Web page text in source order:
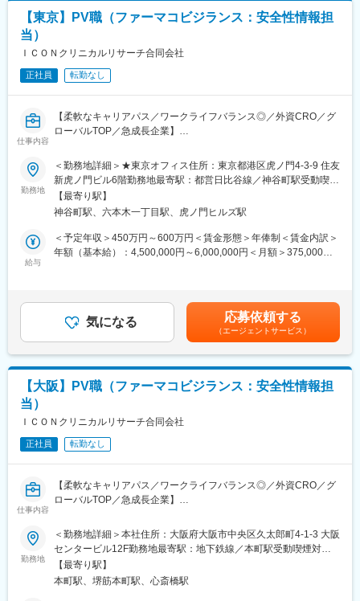
係・重篤性の判断・添付文書からの既知、未知の評価・集積評価
（収集した個々の有害事象を集積し、リスク発生の有無を医学
総合機構）へ報告、リスク最小化計画の立案・実施（添付文書へ
の記載 etc.）、薬剤の安全性検討事項の特定、安全性監視計画の
立案
現在の配属先としては製薬メーカーがほぼ100％です。（稀に医
療機器メーカーへの配属もあります）
■同社の特徴・魅力：
【製薬メーカーへの常駐により高い専門性を得られる】
安全性情報管理部門では、国内外の大手製薬メーカーの治験や市
販後業務に携わっています。製薬会社の一員として製薬から育薬
に至る全体を把握することが出来るので、様々な業務に携わりな
がら専門性を高めていくことが可能です。
【充実の福利厚生】
資格手当（TOEIC700点取得で15,000円/月など）、地域手当＋住
回の帰省旅費往復分全額負担、時間外手当100％支給、勤続3年か
ら出る退職金、年間休日122日＋有給休暇、交流会でもある研究
者会やエリア会、技術研修も十分に揃えています。
変更の範囲：会社の定める業務
【東京】PV職（ファーマコビジランス：安全性情報担
当）
ＩＣＯＮクリニカルリサーチ合同会社
正社員 転勤なし
仕事内容
【柔軟なキャリアパス／ワークライフバランス◎／外資CRO／グ
ローバルTOP／急成長企業】
従事いただきます。
■仕事内容：
・医薬品・医療機器の安全性情報の受付、評価、処理
・文献調査を通じた安全性情報の収集・レビュー
・医療情報問い合わせへの対応および有害事象のフォローアップ
実施
・安全性データの収集・管理・品質確認
ポンサー、社内関連部門との連携・調整
・プロジェクト手順書の作成・管理およびプロジェクト運営支援
・プロジェクト会議やクライアントミーティングへの参加
務の利用可能
・週３出社、週２在宅
・フレックス勤務可能
・転勤なしのため、腰を据えて働くことが可能です。
■当社の特徴：
・外資系企業ではありますが、チームワークを重視する社風で
す。
・請け負っている試験のうちグローバル試験の割合が多く、領域
としてもオンコロジーなど多様な疾患のPJTを請け負っていま
す。
勤務地
＜勤務地詳細＞★東京オフィス住所：東京都港区虎ノ門4-3-9 住友
新虎ノ門ビル6階勤務地最寄駅：都営日比谷線／神谷町駅受動喫煙
対策：屋内全面禁煙変更の範囲：会社の定める事業所
【最寄り駅】
神谷町駅、六本木一丁目駅、虎ノ門ヒルズ駅
給与
＜予定年収＞450万円～600万円＜賃金形態＞年俸制＜賃金内訳＞
年額（基本給）：4,500,000円～6,000,000円＜月額＞375,000円
上下する可能性があります。月給(月額)は固定手当を含めた表記で
す。
気になる 応募依頼する
（エージェントサービス）
【大阪】PV職（ファーマコビジランス：安全性情報担
当）
ＩＣＯＮクリニカルリサーチ合同会社
正社員 転勤なし
仕事内容
【柔軟なキャリアパス／ワークライフバランス◎／外資CRO／グ
ローバルTOP／急成長企業】
従事いただきます。
■仕事内容：
・医薬品・医療機器の安全性情報の受付、評価、処理
・文献調査を通じた安全性情報の収集・レビュー
・医療情報問い合わせへの対応および有害事象のフォローアップ
勤務地
＜勤務地詳細＞本社住所：大阪府大阪市中央区久太郎町4-1-3 大阪
センタービル12F勤務地最寄駅：地下鉄線／本町駅受動喫煙対
策：屋内全面禁煙変更の範囲：会社の定める事業所
【最寄り駅】
本町駅、堺筋本町駅、心斎橋駅